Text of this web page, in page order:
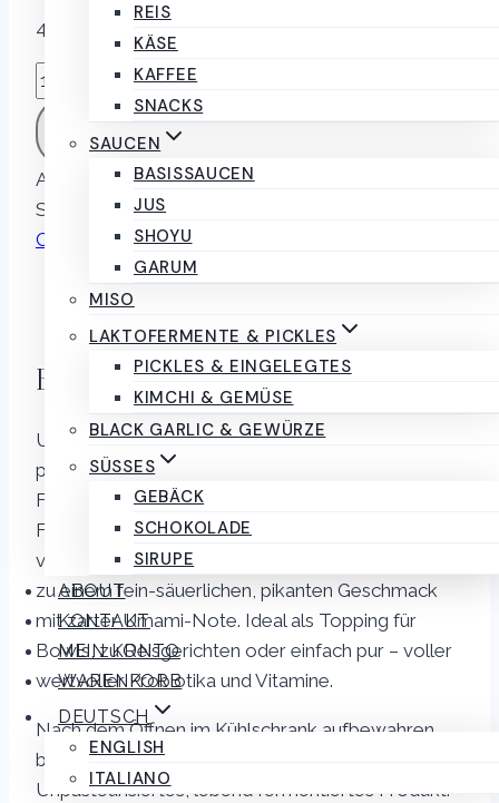
REIS
KÄSE
KAFFEE
SNACKS
SAUCEN
BASISSAUCEN
JUS
SHOYU
GARUM
MISO
LAKTOFERMENTE & PICKLES
PICKLES & EINGELEGTES
KIMCHI & GEMÜSE
BLACK GARLIC & GEWÜRZE
SÜSSES
GEBÄCK
SCHOKOLADE
SIRUPE
ABOUT
KONTAKT
MEIN KONTO
WARENKORB
DEUTSCH
ENGLISH
ITALIANO
43 vorrätig
Red
Kimchi
laktofermentiertes
IN DEN WARENKORB
Artikelnummer:1287 Kategorie:
Schlagwörter:gemüse
Condito ferments
Beschreibung
Beschreibung
Unser frisches Kimchi ist lebendig und knackig –
perfekt, um es direkt als Beilage zu genießen.
Frischer Chinakohl, würzige Chili,
Frühlingszwiebeln und ausgewählte Gewürze
verbinden sich durch die natürliche Fermentation
zu einem fein-säuerlichen, pikanten Geschmack
mit zarter Umami-Note. Ideal als Topping für
Bowls, zu Reisgerichten oder einfach pur – voller
wertvoller Probiotika und Vitamine.
Nach dem Öffnen im Kühlschrank aufbewahren,
bei richtiger Lagerung jahrelang haltbar
Unpasteurisiertes, lebend fermentiertes Produkt.